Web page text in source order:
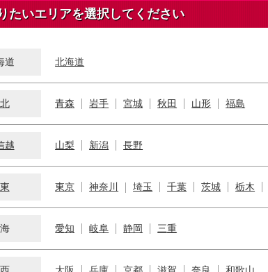
たいエリアを選択してください
道 北海道
青森 岩手 宮城 秋田 山形 福島
越 山梨 新潟 長野
東京 神奈川 埼玉 千葉 茨城 栃木
愛知 岐阜 静岡 三重